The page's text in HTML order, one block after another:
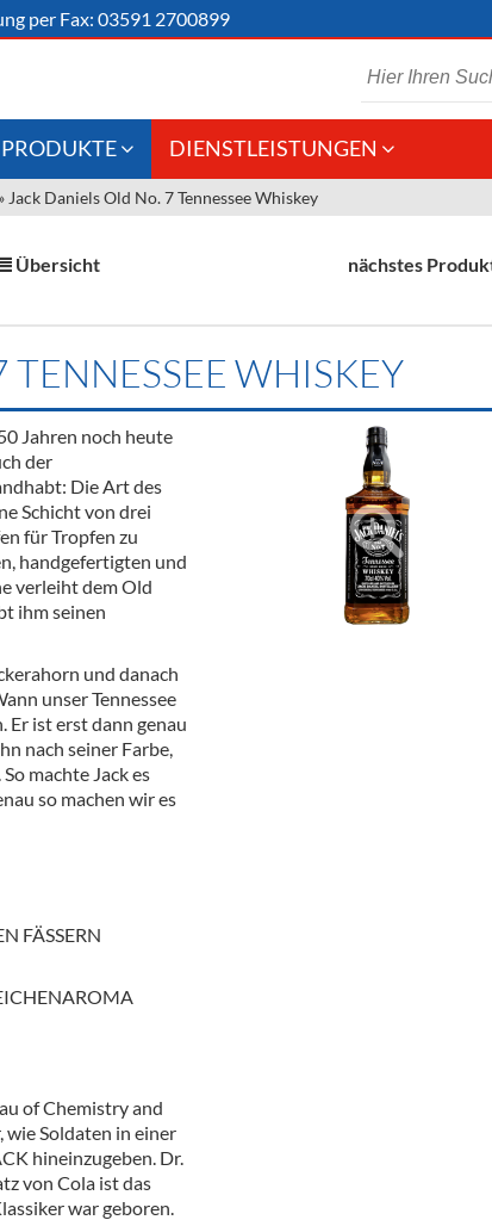
per Fax: 03591 2700899
Gastronomie
Großhandel
Desinfektion
DIENSTLEISTUNGEN
Kommisionskauf &
» Jack Daniels Old No. 7 Tennessee Whiskey
Übersicht nächstes
WHISKEY
Jahren noch heute
der
Die Art des
Schicht von drei
für Tropfen zu
handgefertigten und
verleiht dem Old
ihm seinen
und danach
unser Tennessee
Er ist erst dann genau
nach seiner Farbe,
machte Jack es
so machen wir es
FÄSSERN
of Chemistry and
wie Soldaten in einer
hineinzugeben. Dr.
von Cola ist das
war geboren.